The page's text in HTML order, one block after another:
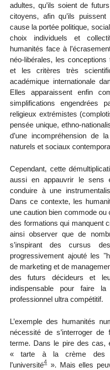
adultes, qu’ils soient de
citoyens, afin qu’ils
cause la portée politique,
choix individuels et
humanités face à
néo-libérales, les conceptions
et les critères très
académique internationale
Elles apparaissent enfin
simplifications engendrées
religieux extrémistes
pensée unique, ethno-
d’une incompréhension de
naturels et sociaux
Cependant, cette
aussi en appauvrir le sens
conduire à une
Dans ce contexte, les
une caution bien commode ou
des formations qui manquent
ainsi observer que de
s’inspirant des cursus
progressivement ajouté les
de marketing et de
des futurs décideurs et
indispensable pour faire
professionnel ultra compétitif.
L’exemple des humanités
nécessité de s’interroger de
terme. Dans le pire des cas,
« tarte à la crème des
l’université4 ». Mais elles